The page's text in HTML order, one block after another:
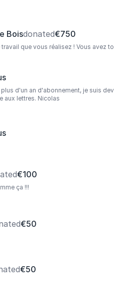
Boisdonated€750
travail que vous réalisez ! Vous avez
d'un an d'abonnement, je suis
aux lettres. Nicolas
€100
ça !!!
€50
€50